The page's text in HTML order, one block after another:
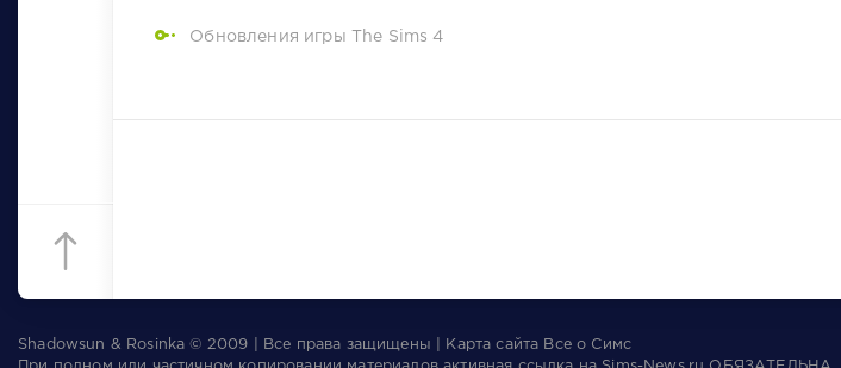
Обновления игры The Sims 4
Shadowsun & Rosinka © 2009 | Все права защищены | Карта сайта Все о Симс